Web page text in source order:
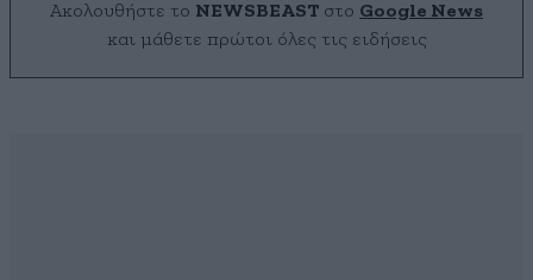
Ακολουθήστε το NEWSBEAST στο Google News
και μάθετε πρώτοι όλες τις ειδήσεις